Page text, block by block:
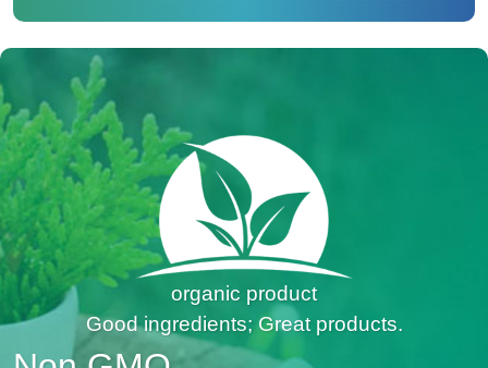
organic product
Good ingredients; Great products.